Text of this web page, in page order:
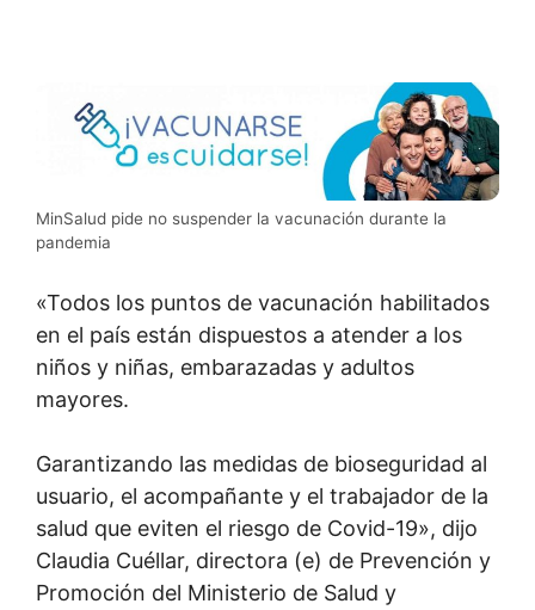
MinSalud pide no suspender la vacunación durante la
pandemia
«Todos los puntos de vacunación habilitados
en el país están dispuestos a atender a los
niños y niñas, embarazadas y adultos
mayores.
Garantizando las medidas de bioseguridad al
usuario, el acompañante y el trabajador de la
salud que eviten el riesgo de Covid-19», dijo
Claudia Cuéllar, directora (e) de Prevención y
Promoción del Ministerio de Salud y